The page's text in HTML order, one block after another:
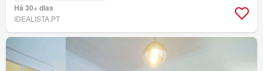
Há 30+ dias
IDEALISTA.PT